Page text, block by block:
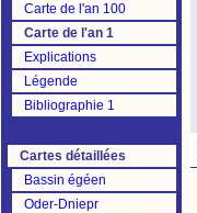
Carte de l'an 100
Carte de l'an 1
Explications
Légende
Bibliographie 1
Cartes détaillées
Bassin égéen
Oder-Dniepr